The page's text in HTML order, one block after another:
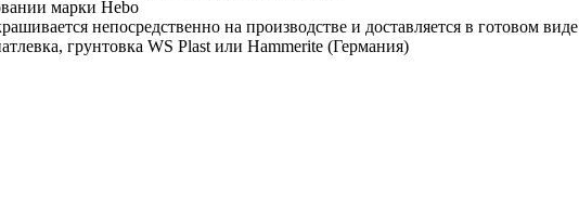
марки Hebo
непосредственно на производстве и доставляется в готовом виде
грунтовка WS Plast или Hammerite (Германия)